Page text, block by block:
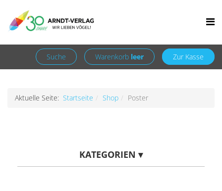
+49 7252 9707310
Anmelden
Registrieren
Suche
Warenkorb leer Zur Kasse
Aktuelle Seite: Startseite Shop Poster
KATEGORIEN ▾